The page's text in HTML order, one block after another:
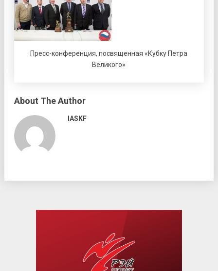
Пресс-конференция, посвященная «Кубку Петра
Великого»
About The Author
IASKF